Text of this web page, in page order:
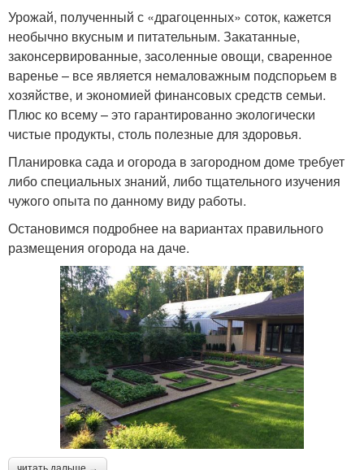
Урожай, полученный с «драгоценных» соток, кажется
необычно вкусным и питательным. Закатанные,
законсервированные, засоленные овощи, сваренное
варенье – все является немаловажным подспорьем в
хозяйстве, и экономией финансовых средств семьи.
Плюс ко всему – это гарантированно экологически
чистые продукты, столь полезные для здоровья.
Планировка сада и огорода в загородном доме требует
либо специальных знаний, либо тщательного изучения
чужого опыта по данному виду работы.
Остановимся подробнее на вариантах правильного
размещения огорода на даче.